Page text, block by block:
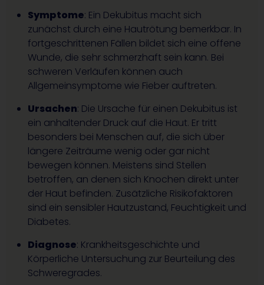
Symptome: Ein Dekubitus macht sich
zunächst durch eine Hautrötung bemerkbar. In
fortgeschrittenen Fällen bildet sich eine offene
Wunde, die sehr schmerzhaft sein kann. Bei
schweren Verläufen können auch
Allgemeinsymptome wie Fieber auftreten.
Ursachen: Die Ursache für einen Dekubitus ist
ein anhaltender Druck auf die Haut. Er tritt
besonders bei Menschen auf, die sich über
längere Zeiträume wenig oder gar nicht
bewegen können. Meistens sind Stellen
betroffen, an denen sich Knochen direkt unter
der Haut befinden. Zusätzliche Risikofaktoren
sind ein sensibler Hautzustand, Feuchtigkeit und
Diabetes.
Diagnose: Krankheitsgeschichte und
Körperliche Untersuchung zur Beurteilung des
Schweregrades.